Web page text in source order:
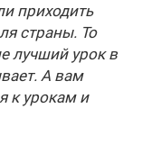
приходить
страны. То
лучший урок в
А вам
к урокам и